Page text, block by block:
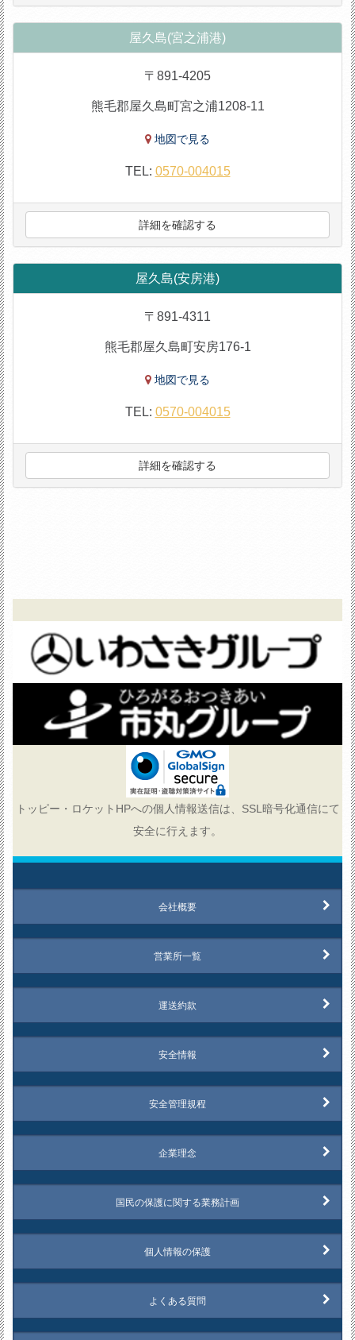
屋久島(宮之浦港)
〒891-4205
熊毛郡屋久島町宮之浦1208-11
地図で見る
TEL: 0570-004015
詳細を確認する
屋久島(安房港)
〒891-4311
熊毛郡屋久島町安房176-1
地図で見る
TEL: 0570-004015
詳細を確認する
トッピー・ロケットHPへの個人情報送信は、SSL暗号化通信にて
安全に行えます。
会社概要
営業所一覧
運送約款
安全情報
安全管理規程
企業理念
国民の保護に関する業務計画
個人情報の保護
よくある質問